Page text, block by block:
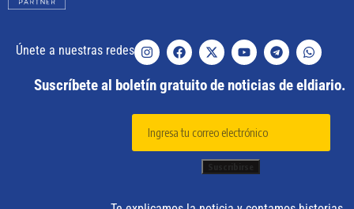
Únete a nuestras redes
Suscríbete al boletín gratuito de noticias de eldiario.